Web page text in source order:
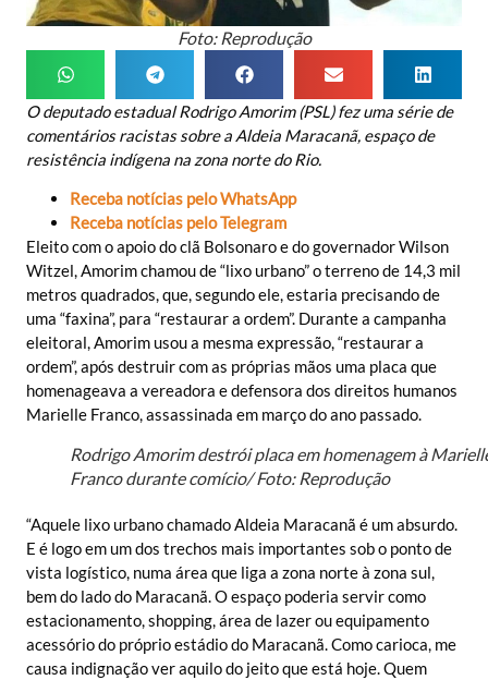
Foto: Reprodução
O deputado estadual Rodrigo Amorim (PSL) fez uma série de
comentários racistas sobre a Aldeia Maracanã, espaço de
resistência indígena na zona norte do Rio.
Receba notícias pelo WhatsApp
Receba notícias pelo Telegram
Eleito com o apoio do clã Bolsonaro e do governador Wilson
Witzel, Amorim chamou de “lixo urbano” o terreno de 14,3 mil
metros quadrados, que, segundo ele, estaria precisando de
uma “faxina”, para “restaurar a ordem”. Durante a campanha
eleitoral, Amorim usou a mesma expressão, “restaurar a
ordem”, após destruir com as próprias mãos uma placa que
homenageava a vereadora e defensora dos direitos humanos
Marielle Franco, assassinada em março do ano passado.
Rodrigo Amorim destrói placa em homenagem à
Franco durante comício/ Foto: Reprodução
“Aquele lixo urbano chamado Aldeia Maracanã é um absurdo.
E é logo em um dos trechos mais importantes sob o ponto de
vista logístico, numa área que liga a zona norte à zona sul,
bem do lado do Maracanã. O espaço poderia servir como
estacionamento, shopping, área de lazer ou equipamento
acessório do próprio estádio do Maracanã. Como carioca, me
causa indignação ver aquilo do jeito que está hoje. Quem